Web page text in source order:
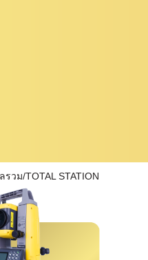
วม/TOTAL STATION